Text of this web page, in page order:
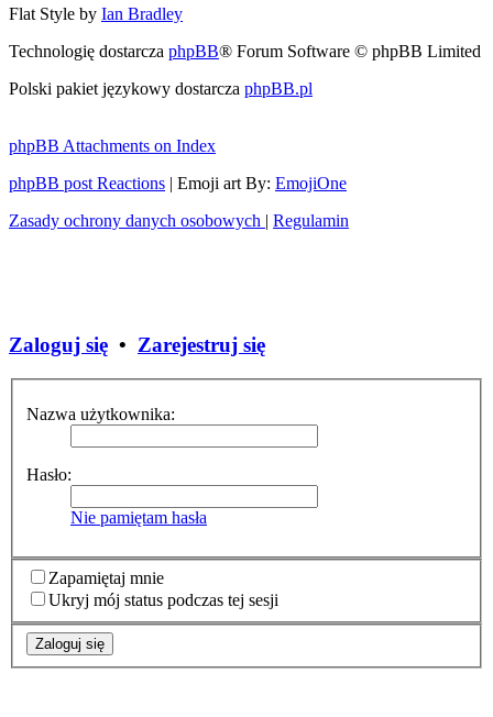
Flat Style by Ian Bradley
Technologię dostarcza phpBB® Forum Software © phpBB Limited
Polski pakiet językowy dostarcza phpBB.pl
phpBB Attachments on Index
phpBB post Reactions | Emoji art By: EmojiOne
Zasady ochrony danych osobowych | Regulamin
Zaloguj się • Zarejestruj się
Nazwa użytkownika:
Hasło:
Nie pamiętam hasła
Zapamiętaj mnie
Ukryj mój status podczas tej sesji